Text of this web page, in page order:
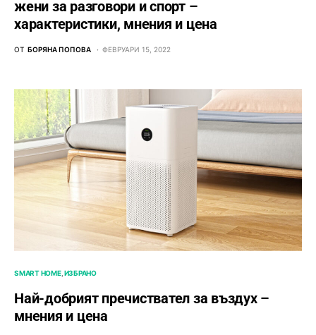
жени за разговори и спорт –
характеристики, мнения и цена
ОТ БОРЯНА ПОПОВА ФЕВРУАРИ 15, 2022
SMART HOME ИЗБРАНО
Най-добрият пречиствател за въздух –
мнения и цена